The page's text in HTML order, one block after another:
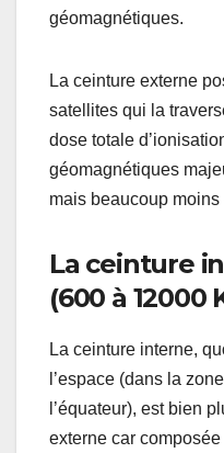
géomagnétiques.
La ceinture externe
satellites qui la
dose totale
géomagnétiques
mais beaucoup
La ceinture
(600 à 12000
La ceinture interne,
l’espace (dans la
l’équateur), est bien
externe car